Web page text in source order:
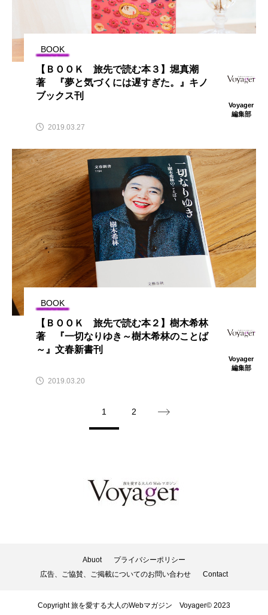
BOOK
【ＢＯＯＫ 旅先で読む本３】堀真潮
著 『夢と気づくには遅すぎた。』キノ
ブックス刊
Voyager
編集部
2019.03.27
BOOK
【ＢＯＯＫ 旅先で読む本２】樹木希林
著 『一切なりゆき～樹木希林のことば
～』文春新書刊
Voyager
編集部
2019.03.20
1 2
Abuot
プライバシーポリシー
広告、ご協賛、ご掲載についてのお問い合わせ
Contact
Copyright 旅を愛する大人のWebマガジン Voyager© 2023